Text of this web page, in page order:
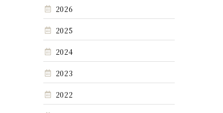
2026
2025
2024
2023
2022